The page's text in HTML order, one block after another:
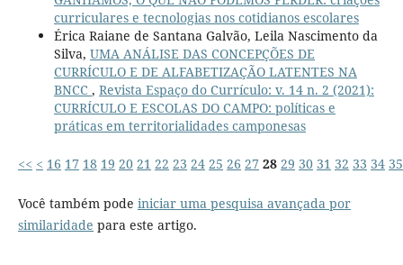
curriculares e tecnologias nos cotidianos escolares
Érica Raiane de Santana Galvão, Leila Nascimento da
Silva, UMA ANÁLISE DAS CONCEPÇÕES DE
CURRÍCULO E DE ALFABETIZAÇÃO LATENTES NA
BNCC , Revista Espaço do Currículo: v. 14 n. 2 (2021):
CURRÍCULO E ESCOLAS DO CAMPO: políticas e
práticas em territorialidades camponesas
<< < 16 17 18 19 20 21 22 23 24 25 26 27 28 29 30 31 32 33 34 35
Você também pode iniciar uma pesquisa avançada por
similaridade para este artigo.